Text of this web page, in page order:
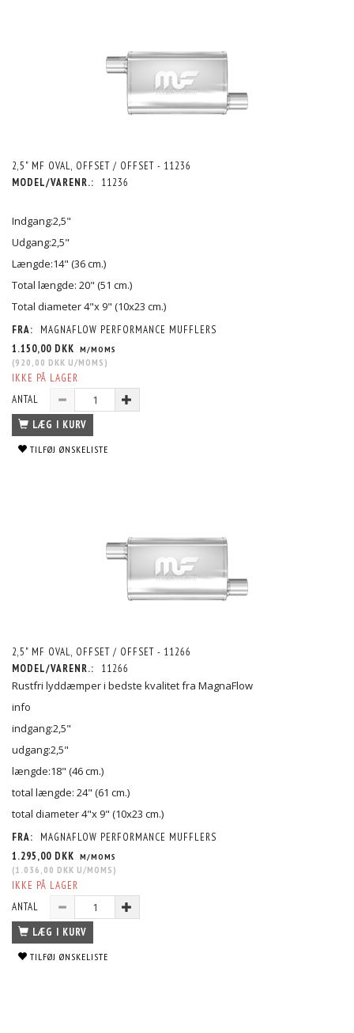
2,5" MF OVAL, OFFSET / OFFSET - 11236
MODEL/VARENR.:
11236
Indgang:2,5"
Udgang:2,5"
Længde:14" (36 cm.)
Total længde: 20" (51 cm.)
Total diameter 4"x 9" (10x23 cm.)
FRA:
MAGNAFLOW PERFORMANCE MUFFLERS
1.150,00 DKK M/MOMS
(920,00 DKK U/MOMS )
IKKE PÅ LAGER
ANTAL
LÆG I KURV
TILFØJ ØNSKELISTE
2,5" MF OVAL, OFFSET / OFFSET - 11266
MODEL/VARENR.:
11266
Rustfri lyddæmper i bedste kvalitet fra MagnaFlow
info
indgang:2,5"
udgang:2,5"
længde:18" (46 cm.)
total længde: 24" (61 cm.)
total diameter 4"x 9" (10x23 cm.)
FRA:
MAGNAFLOW PERFORMANCE MUFFLERS
1.295,00 DKK M/MOMS
(1.036,00 DKK U/MOMS )
IKKE PÅ LAGER
ANTAL
LÆG I KURV
TILFØJ ØNSKELISTE